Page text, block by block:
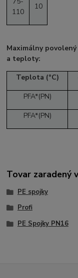
110
10
Maximálny
a teploty:
Teplota (°C)
PFA*(PN)
PFA*(PN)
Tovar zaradený
PE spojky
Profi
PE Spojky PN16